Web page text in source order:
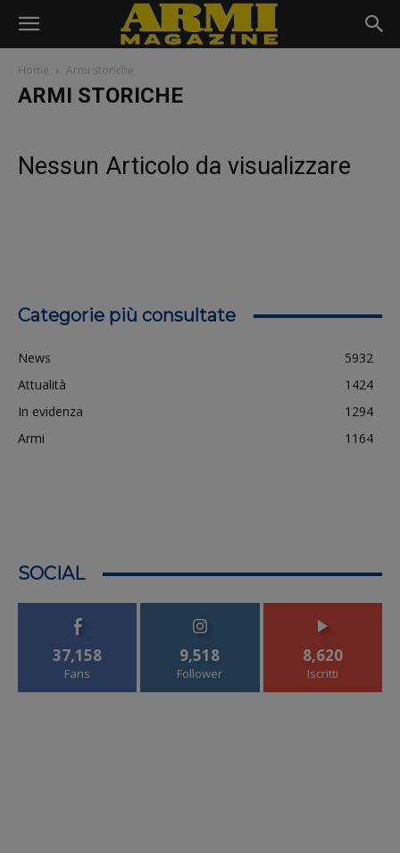
Home Armi storiche
ARMI STORICHE
Nessun Articolo da visualizzare
Categorie più consultate
News
5932
Attualità
1424
In evidenza
1294
Armi
1164
SOCIAL
37,158
Fans
9,518
Follower
8,620
Iscritti